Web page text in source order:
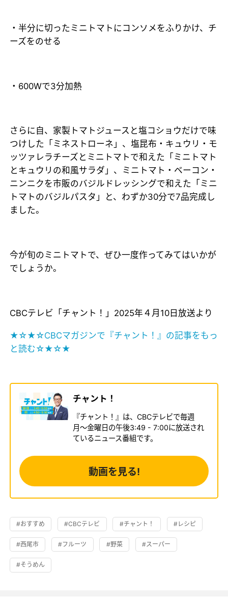
・半分に切ったミニトマトにコンソメをふりかけ、チ
ーズをのせる
・600Wで3分加熱
さらに自、家製トマトジュースと塩コショウだけで味
つけした「ミネストローネ」、塩昆布・キュウリ・モ
ッツァレラチーズとミニトマトで和えた「ミニトマト
とキュウリの和風サラダ」、ミニトマト・ベーコン・
ニンニクを市販のバジルドレッシングで和えた「ミニ
トマトのバジルパスタ」と、わずか30分で7品完成し
ました。
今が旬のミニトマトで、ぜひ一度作ってみてはいかが
でしょうか。
CBCテレビ「チャント！」2025年４月10日放送より
★☆★☆CBCマガジンで『チャント！』の記事をもっ
と読む☆★☆★
チャント！
『チャント！』は、CBCテレビで毎週
月〜金曜日の午後3:49 - 7:00に放送され
ているニュース番組です。
動画を見る!
#おすすめ #CBCテレビ #チャント！ #レシピ
#西尾市 #フルーツ #野菜 #スーパー
#そうめん